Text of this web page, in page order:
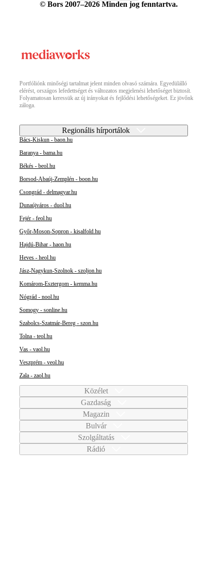
© Bors 2007–2026 Minden jog fenntartva.
Portfóliónk minőségi tartalmat jelent minden olvasó számára. Egyedülálló
elérést, országos lefedettséget és változatos megjelenési lehetőséget biztosít.
Folyamatosan keressük az új irányokat és fejlődési lehetőségeket. Ez jövőnk
záloga.
Regionális hírportálok
Bács-Kiskun - baon.hu
Baranya - bama.hu
Békés - beol.hu
Borsod-Abaúj-Zemplén - boon.hu
Csongrád - delmagyar.hu
Dunaújváros - duol.hu
Fejér - feol.hu
Győr-Moson-Sopron - kisalfold.hu
Hajdú-Bihar - haon.hu
Heves - heol.hu
Jász-Nagykun-Szolnok - szoljon.hu
Komárom-Esztergom - kemma.hu
Nógrád - nool.hu
Somogy - sonline.hu
Szabolcs-Szatmár-Bereg - szon.hu
Tolna - teol.hu
Vas - vaol.hu
Veszprém - veol.hu
Zala - zaol.hu
Közélet
Gazdaság
Magazin
Bulvár
Szolgáltatás
Rádió